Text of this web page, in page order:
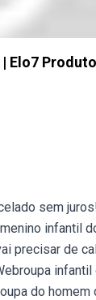
Elo7
sem
infantil
precisar de
do